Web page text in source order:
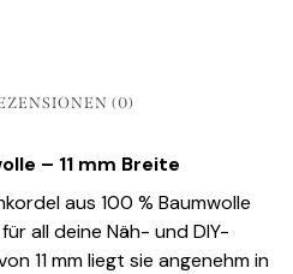
(0)
– 11 mm Breite
aus 100 % Baumwolle
all deine Näh- und DIY-
11 mm liegt sie angenehm in